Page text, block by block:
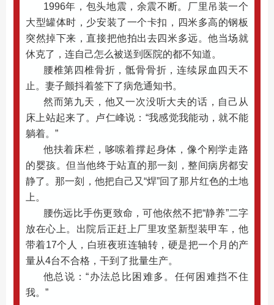
1996年，包头地震，余震不断。厂里吊装一个
大型罐体时，少安装了一个卡扣，四米多高的钢板
突然掉下来，直接把他拍出去四米多远。他当场就
休克了，连自己怎么被送到医院的都不知道。
腰椎第四椎骨折，骶骨骨折，连续尿血四天不
止。妻子颤抖着签下了病危通知书。
然而第九天，他又一次没听大夫的话，自己从
床上站起来了。卢仁峰说：“我感觉我能动，就不能
躺着。”
他扶着床栏，哆嗦着撑起身体，像个刚学走路
的婴孩。但当他终于站直的那一刻，整间病房都安
静了。那一刻，他把自己又“焊”回了那片红色的土地
上。
腰伤远比手伤更致命，可他依然不把“静养”二字
放在心上。出院后正赶上厂里攻坚新型装甲车，他
带着17个人，白班夜班连轴转，硬是把一个月的产
量从4台不合格，干到了批量生产。
他总说：“办法总比困难多。任何困难挡不住
我。”